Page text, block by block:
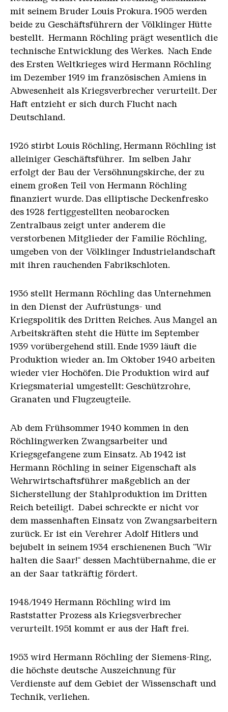
mit seinem Bruder Louis Prokura. 1905 werden
beide zu Geschäftsführern der Völklinger Hütte
bestellt. Hermann Röchling prägt wesentlich die
technische Entwicklung des Werkes. Nach Ende
des Ersten Weltkrieges wird Hermann Röchling
im Dezember 1919 im französischen Amiens in
Abwesenheit als Kriegsverbrecher verurteilt. Der
Haft entzieht er sich durch Flucht nach
Deutschland.
1926 stirbt Louis Röchling, Hermann Röchling ist
alleiniger Geschäftsführer. Im selben Jahr
erfolgt der Bau der Versöhnungskirche, der zu
einem großen Teil von Hermann Röchling
finanziert wurde. Das elliptische Deckenfresko
des 1928 fertiggestellten neobarocken
Zentralbaus zeigt unter anderem die
verstorbenen Mitglieder der Familie Röchling,
umgeben von der Völklinger Industrielandschaft
mit ihren rauchenden Fabrikschloten.
1936 stellt Hermann Röchling das Unternehmen
in den Dienst der Aufrüstungs- und
Kriegspolitik des Dritten Reiches. Aus Mangel an
Arbeitskräften steht die Hütte im September
1939 vorübergehend still. Ende 1939 läuft die
Produktion wieder an. Im Oktober 1940 arbeiten
wieder vier Hochöfen. Die Produktion wird auf
Kriegsmaterial umgestellt: Geschützrohre,
Granaten und Flugzeugteile.
Ab dem Frühsommer 1940 kommen in den
Röchlingwerken Zwangsarbeiter und
Kriegsgefangene zum Einsatz. Ab 1942 ist
Hermann Röchling in seiner Eigenschaft als
Wehrwirtschaftsführer maßgeblich an der
Sicherstellung der Stahlproduktion im Dritten
Reich beteiligt. Dabei schreckte er nicht vor
dem massenhaften Einsatz von Zwangsarbeitern
zurück. Er ist ein Verehrer Adolf Hitlers und
bejubelt in seinem 1934 erschienenen Buch "Wir
halten die Saar!“ dessen Machtübernahme, die er
an der Saar tatkräftig fördert.
1948/1949 Hermann Röchling wird im
Raststatter Prozess als Kriegsverbrecher
verurteilt. 1951 kommt er aus der Haft frei.
1953 wird Hermann Röchling der Siemens-Ring,
die höchste deutsche Auszeichnung für
Verdienste auf dem Gebiet der Wissenschaft und
Technik, verliehen.